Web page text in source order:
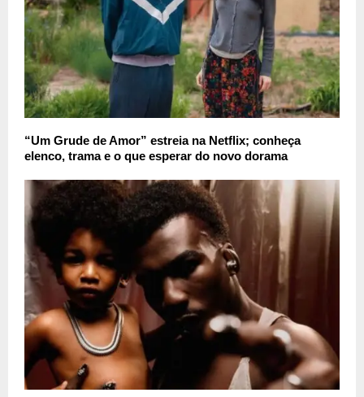
“Um Grude de Amor” estreia na Netflix; conheça
elenco, trama e o que esperar do novo dorama